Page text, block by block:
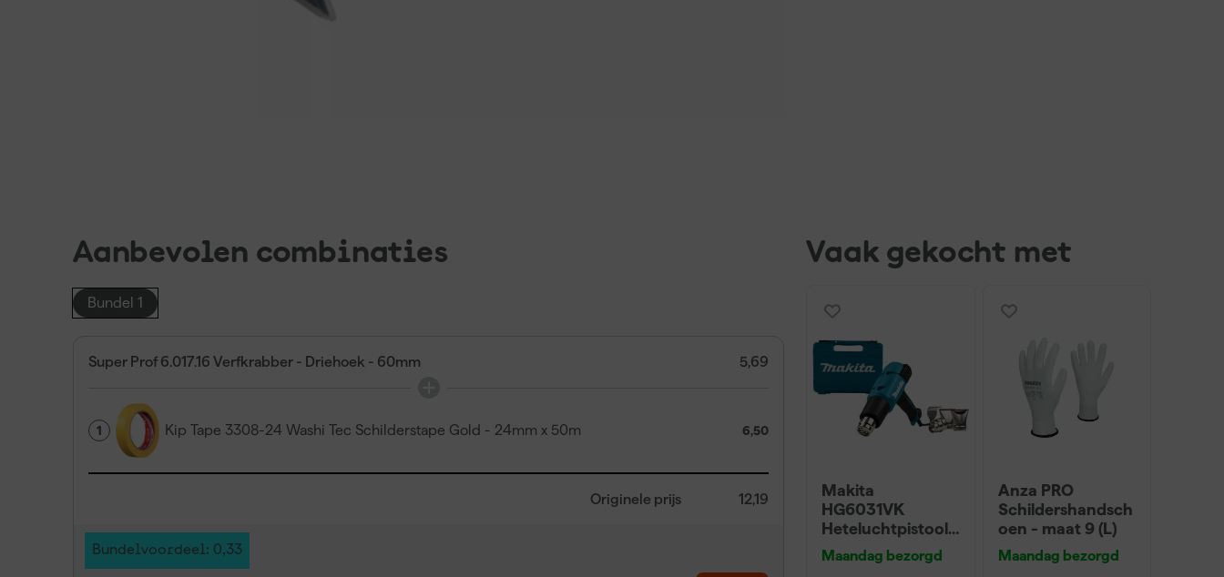
Aanbevolen combinaties
Bundel 1
Super Prof 6.017.16 Verfkrabber - Driehoek - 60mm 5,69
1 Kip Tape 3308-24 Washi Tec Schilderstape Gold - 24mm x 50m 6,50
Originele prijs 12,19
Bundelvoordeel: 0,33
Vaak gekocht met
Makita
HG6031VK
Heteluchtpistool
in koffer
Maandag bezorgd
Anza PRO
Schildershandsch
oen - maat 9 (L)
Maandag bezorgd